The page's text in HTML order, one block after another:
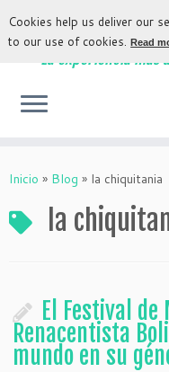
La experiencia
Inicio » Blog » la chiquitania
la
El Festival
Renacentista
mundo en su
Cookies help us deliver our
to our use of cookies.Read